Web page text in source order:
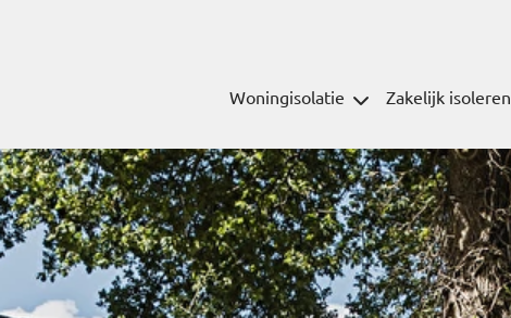
Woningisolatie Zakelijk isoleren